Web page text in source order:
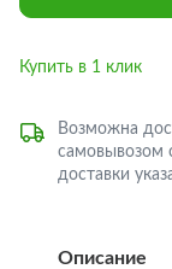
Купить в 1 клик
Возможна
самовывозом
доставки
Описание